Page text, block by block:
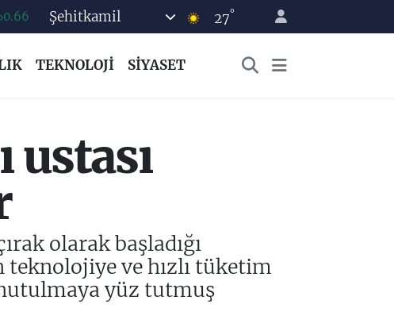
Şehitkamil 27°
TEKNOLOJİ SİYASET
ustası
olarak başladığı
ve hızlı tüketim
yüz tutmuş